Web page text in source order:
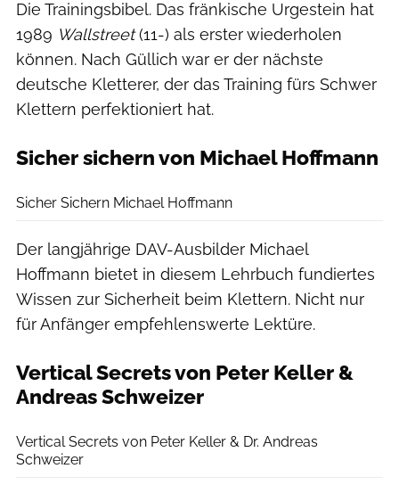
Die Trainingsbibel. Das fränkische Urgestein hat
1989 Wallstreet(11-) als erster wiederholen
können. Nach Güllich war er der nächste
deutsche Kletterer, der das Training fürs Schwer
Klettern perfektioniert hat.
Sicher sichern von Michael Hoffmann
Sicher Sichern Michael Hoffmann
Der langjährige DAV-Ausbilder Michael
Hoffmann bietet in diesem Lehrbuch fundiertes
Wissen zur Sicherheit beim Klettern. Nicht nur
für Anfänger empfehlenswerte Lektüre.
Vertical Secrets von Peter Keller &
Andreas Schweizer
Vertical Secrets von Peter Keller & Dr. Andreas
Schweizer